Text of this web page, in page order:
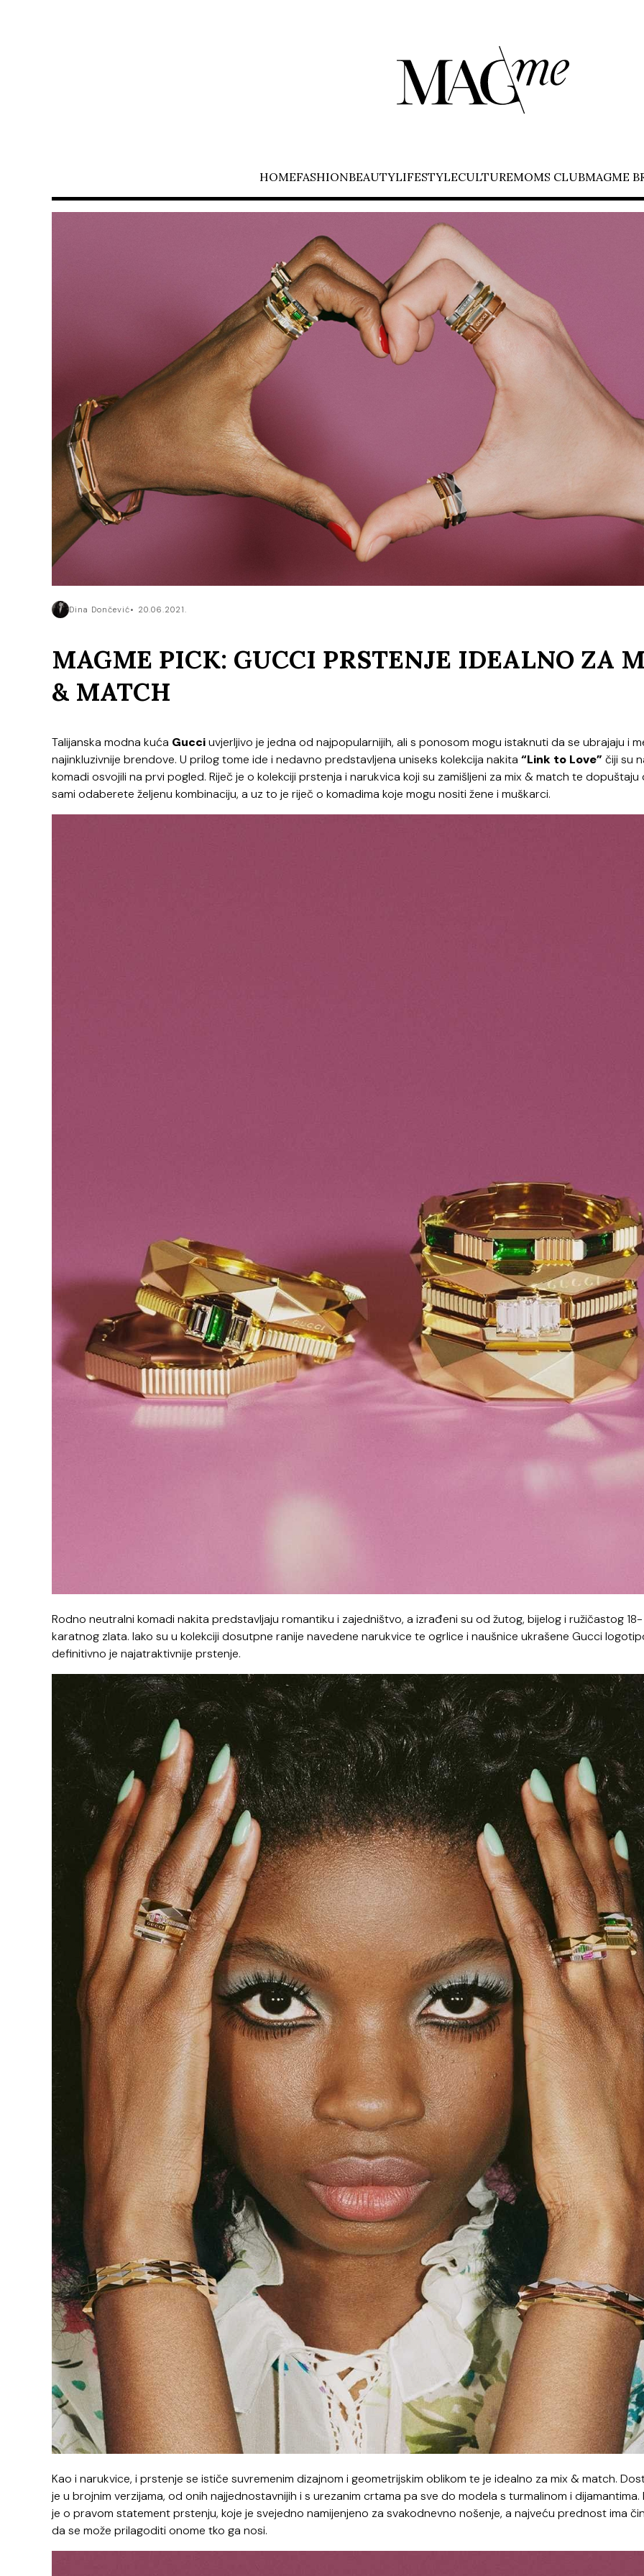
HOMEFASHIONBEAUTYLIFESTYLECULTUREMOMS CLUBMAGME
Dina Dončević 20.06.2021.
MAGME PICK: GUCCI PRSTENJE IDEALNO ZA
& MATCH
Talijanska modna kuća Gucciuvjerljivo je jedna od najpopularnijih, ali s ponosom mogu istaknuti da se ubrajaju i
najinkluzivnije brendove. U prilog tome ide i nedavno predstavljena uniseks kolekcija nakita “Link to Love” čiji su
komadi osvojili na prvi pogled. Riječ je o kolekciji prstenja i narukvica koji su zamišljeni za mix & match te dopuštaju
sami odaberete željenu kombinaciju, a uz to je riječ o komadima koje mogu nositi žene i muškarci.
Rodno neutralni komadi nakita predstavljaju romantiku i zajedništvo, a izrađeni su od žutog, bijelog i ružičastog 18-
karatnog zlata. Iako su u kolekciji dosutpne ranije navedene narukvice te ogrlice i naušnice ukrašene Gucci
definitivno je najatraktivnije prstenje.
Kao i narukvice, i prstenje se ističe suvremenim dizajnom i geometrijskim oblikom te je idealno za mix & match.
je u brojnim verzijama, od onih najjednostavnijih i s urezanim crtama pa sve do modela s turmalinom i dijamantima.
je o pravom statement prstenju, koje je svejedno namijenjeno za svakodnevno nošenje, a najveću prednost ima
da se može prilagoditi onome tko ga nosi.